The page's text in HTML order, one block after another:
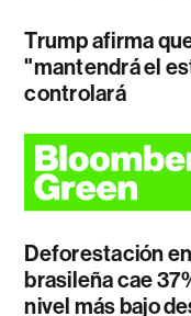
Trump afirma
"mantendrá el
controlará
Deforestación
brasileña cae
nivel más bajo